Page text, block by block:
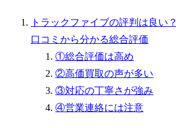
トラックファイブの評判は良い？
口コミから分かる総合評価
①総合評価は高め
②高価買取の声が多い
③対応の丁寧さが強み
④営業連絡には注意